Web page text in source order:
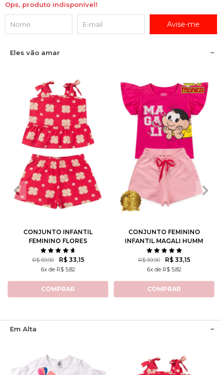
Ops, produto indisponível!
Avise-me
Eles vão amar
2 3 8
CONJUNTO INFANTIL
FEMININO FLORES
ROTATIVAS
R$ 59,90 R$ 33,15
6x de R$ 5,82
COMPRAR
1 6
CONJUNTO FEMININO
INFANTIL MAGALI HUMM
AMO MELANCIA- TURMA
DA MÔNICA
R$ 59,90 R$ 33,15
6x de R$ 5,82
COMPRAR
Em Alta